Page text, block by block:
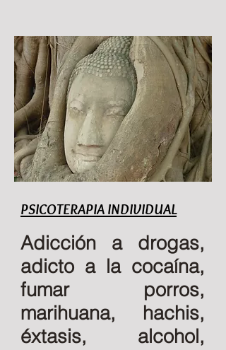
PSICOTERAPIA INDIVIDUAL
Adicción a drogas,
adicto a la cocaína,
fumar porros,
marihuana, hachis,
éxtasis, alcohol,